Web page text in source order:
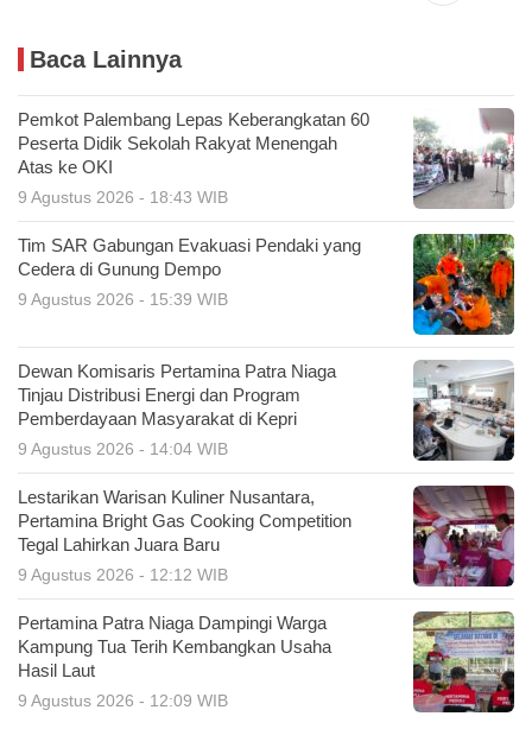
Baca Lainnya
Pemkot Palembang Lepas Keberangkatan 60
Peserta Didik Sekolah Rakyat Menengah
Atas ke OKI
9 Agustus 2026 - 18:43 WIB
Tim SAR Gabungan Evakuasi Pendaki yang
Cedera di Gunung Dempo
9 Agustus 2026 - 15:39 WIB
Dewan Komisaris Pertamina Patra Niaga
Tinjau Distribusi Energi dan Program
Pemberdayaan Masyarakat di Kepri
9 Agustus 2026 - 14:04 WIB
Lestarikan Warisan Kuliner Nusantara,
Pertamina Bright Gas Cooking Competition
Tegal Lahirkan Juara Baru
9 Agustus 2026 - 12:12 WIB
Pertamina Patra Niaga Dampingi Warga
Kampung Tua Terih Kembangkan Usaha
Hasil Laut
9 Agustus 2026 - 12:09 WIB